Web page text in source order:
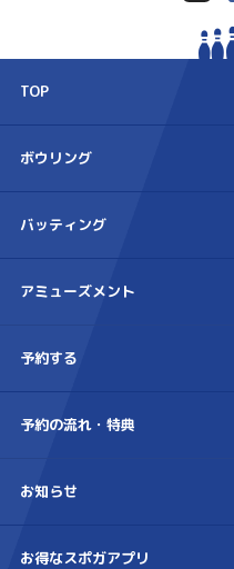
TOP
ボウリング
バッティング
アミューズメント
予約する
予約の流れ・特典
お知らせ
お得なスポガアプリ